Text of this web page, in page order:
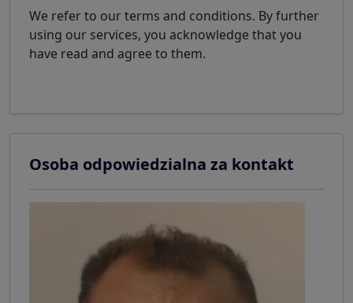
We refer to our terms and conditions. By further
using our services, you acknowledge that you
have read and agree to them.
Osoba odpowiedzialna za kontakt